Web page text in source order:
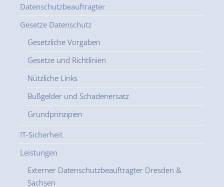
Datenschutzbeauftragter
Gesetze Datenschutz
Gesetzliche Vorgaben
Gesetze und Richtlinien
Nützliche Links
Bußgelder und Schadenersatz
Grundprinzipien
IT-Sicherheit
Leistungen
Externer Datenschutzbeauftragter Dresden &
Sachsen